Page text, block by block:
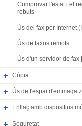
Comprovar l'estat i el
rebuts
Ús del fax per Internet
Ús de faxos remots
Ús d'un servidor de fax
Còpia
Ús de l'espai
Enllaç amb dispositius
Seguretat